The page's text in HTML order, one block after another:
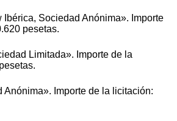
Ibérica, Sociedad Anónima». Importe
pesetas.
Limitada». Importe de la
Anónima». Importe de la licitación: